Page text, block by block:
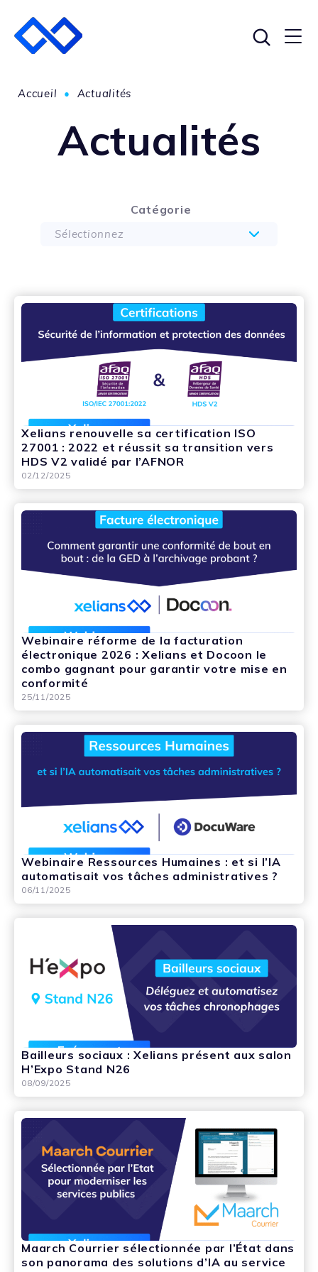
Accueil • Actualités
Actualités
Catégorie
Sélectionnez
Xelians renouvelle sa certification ISO
27001 : 2022 et réussit sa transition vers
HDS V2 validé par l’AFNOR
02/12/2025
Webinaire réforme de la facturation
électronique 2026 : Xelians et Docoon le
combo gagnant pour garantir votre mise en
conformité
25/11/2025
Webinaire Ressources Humaines : et si l’IA
automatisait vos tâches administratives ?
06/11/2025
Bailleurs sociaux : Xelians présent aux salon
H’Expo Stand N26
08/09/2025
Maarch Courrier sélectionnée par l’État dans
son panorama des solutions d’IA au service